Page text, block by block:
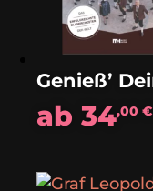
ab34,00€